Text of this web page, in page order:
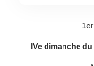
IVe dimanche